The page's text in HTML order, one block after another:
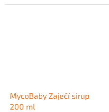
MycoBaby Zaječí sirup
200 ml